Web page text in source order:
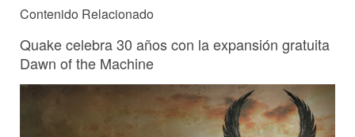
Contenido Relacionado
Quake celebra 30 años con la expansión gratuita
Dawn of the Machine